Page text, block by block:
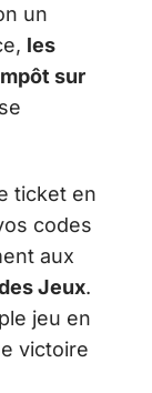
un
les
sur
ticket en
codes
aux
Jeux.
jeu en
victoire